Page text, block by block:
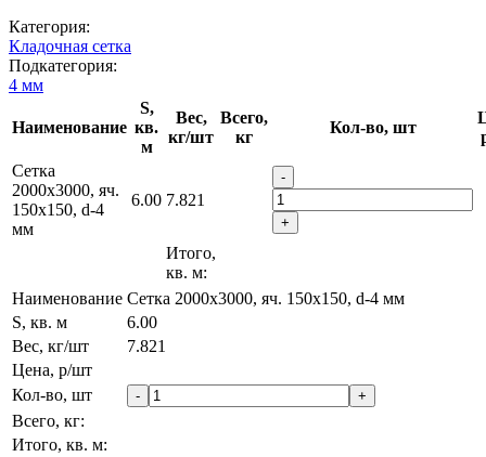
Категория:
Кладочная сетка
Подкатегория:
4 мм
Наименование
S,
кв.
м
Вес,
кг/шт
Всего,
кг
Кол-во, шт
Сетка
2000х3000, яч.
150х150, d-4
мм
6.00 7.821
-
+
Итого,
кв. м:
Наименование Сетка 2000х3000, яч. 150х150, d-4 мм
S, кв. м
6.00
Вес, кг/шт
7.821
Цена, р/шт
Кол-во, шт
- +
Всего, кг:
Итого, кв. м: